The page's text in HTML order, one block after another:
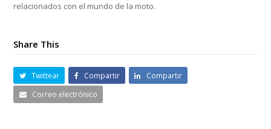
relacionados con el mundo de la moto.
Share This
Twittear Compartir
Compartir
Correo electrónico